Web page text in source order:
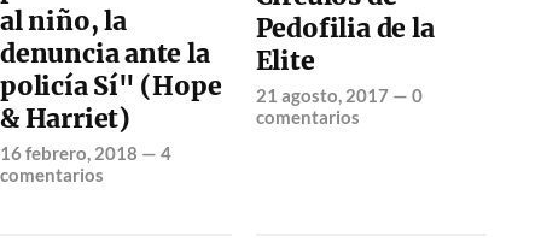
al niño, la
denuncia ante la
policía Sí" (Hope
& Harriet)
16 febrero, 2018 — 4
comentarios
Pedofilia de la
Elite
21 agosto, 2017— 0
comentarios